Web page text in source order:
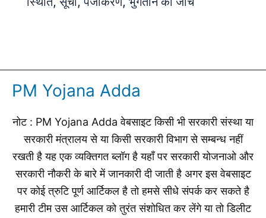
PM Yojana Adda
नोट : PM Yojana Adda वेबसाइट किसी भी सरकारी संस्था या
सरकारी मंत्रालय से या किसी सरकारी विभाग से सम्बन्ध नहीं
रखती है यह एक व्यक्तिगत ब्लॉग है यहाँ पर सरकारी योजनाओ और
सरकारी नौकरी के बारे में जानकारी दी जाती है अगर इस वेबसाइट
पर कोई त्रुटि पूर्ण आर्टिकल है तो हमसे सीधे संपर्क कर सकते है
हमारी टीम उस आर्टिकल को तुरंत संशोधित कर लेंगे या तो डिलीट